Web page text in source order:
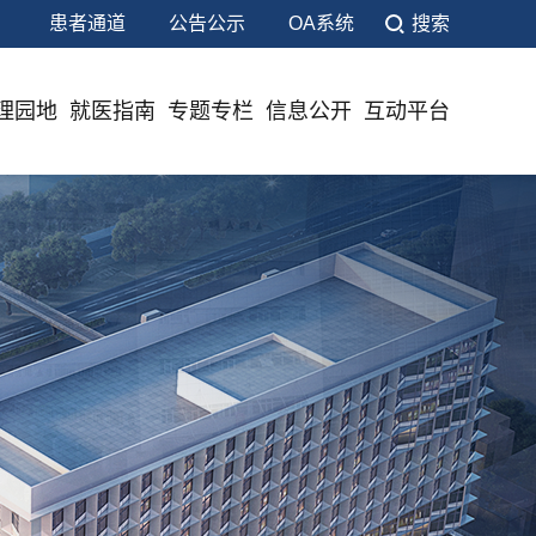
患者通道 公告公示 OA系统 搜索
园地 就医指南 专题专栏 信息公开 互动平台